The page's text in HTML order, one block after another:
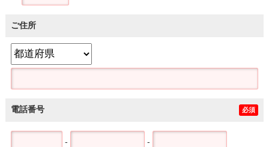
ご住所
電話番号 必須
- -